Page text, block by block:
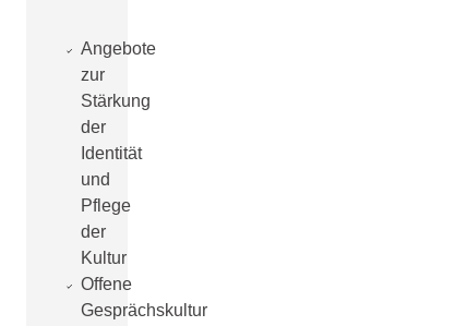
Angebote
zur
Stärkung
der
Identität
und
Pflege
der
Kultur
Offene
Gesprächskultur